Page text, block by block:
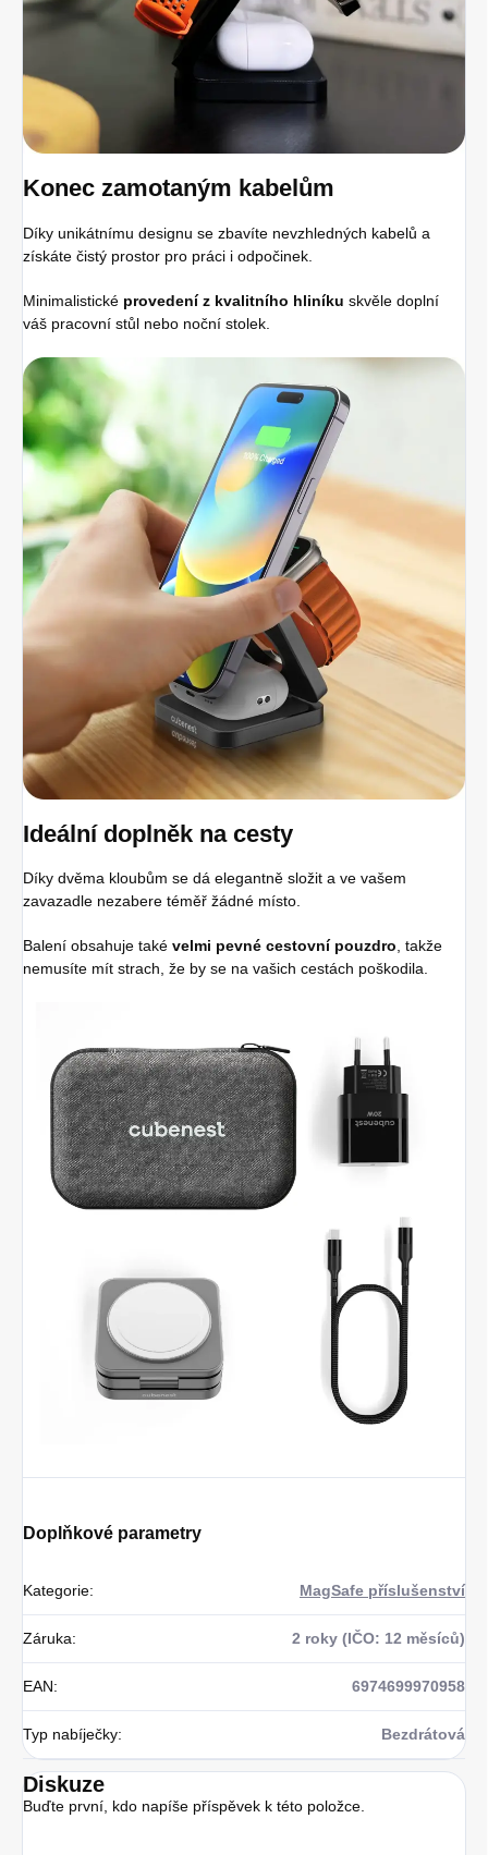
Konec zamotaným kabelům
Díky unikátnímu designu se zbavíte nevzhledných kabelů a
získáte čistý prostor pro práci i odpočinek.
Minimalistické provedení z kvalitního hliníku skvěle doplní
váš pracovní stůl nebo noční stolek.
Ideální doplněk na cesty
Díky dvěma kloubům se dá elegantně složit a ve vašem
zavazadle nezabere téměř žádné místo.
Balení obsahuje také velmi pevné cestovní pouzdro , takže
nemusíte mít strach, že by se na vašich cestách poškodila.
Doplňkové parametry
Kategorie: MagSafe příslušenství
Záruka: 2 roky (IČO: 12 měsíců)
EAN: 6974699970958
Typ nabíječky: Bezdrátová
Diskuze
Buďte první, kdo napíše příspěvek k této položce.